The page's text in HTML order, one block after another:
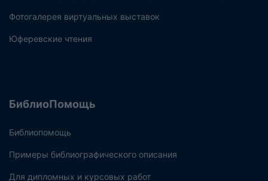
Фотогалерея виртуальных выставок
Юферевские чтения
БиблиоПомощь
Библиопомощь
Примеры библиографического описания
Для дипломных и курсовых работ